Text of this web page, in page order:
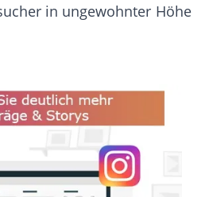
in ungewohnter Höhe